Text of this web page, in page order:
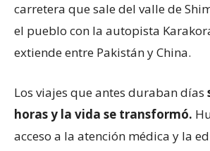
carretera que sale del valle de
el pueblo con la autopista
extiende entre Pakistán y China.
Los viajes que antes duraban días
horas y la vida se transformó.
acceso a la atención médica y la